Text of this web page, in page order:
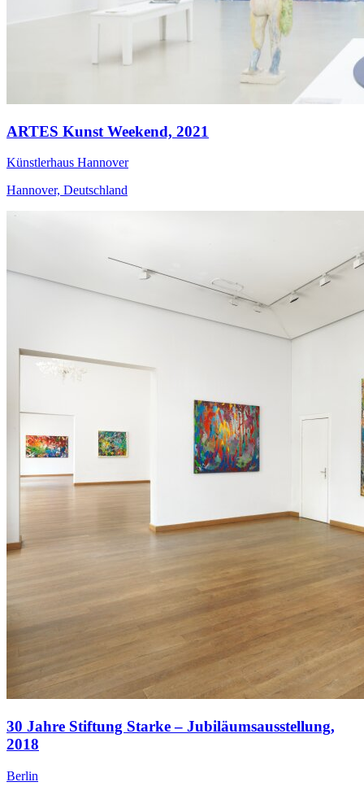
ARTES Kunst Weekend, 2021
Künstlerhaus Hannover
Hannover, Deutschland
30 Jahre Stiftung Starke – Jubiläumsausstellung,
2018
Berlin